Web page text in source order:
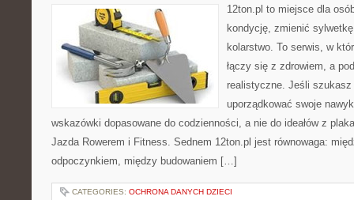
12ton.pl to miejsce dla
kondycję, zmienić
kolarstwo. To serwis, w
łączy się z zdrowiem, a
realistyczne. Jeśli
uporządkować swoje
wskazówki dopasowane do codzienności, a nie do ideałów z
Jazda Rowerem i Fitness. Sednem 12ton.pl jest równowaga:
odpoczynkiem, między budowaniem […]
CATEGORIES: OCHRONA DANYCH DZIECI